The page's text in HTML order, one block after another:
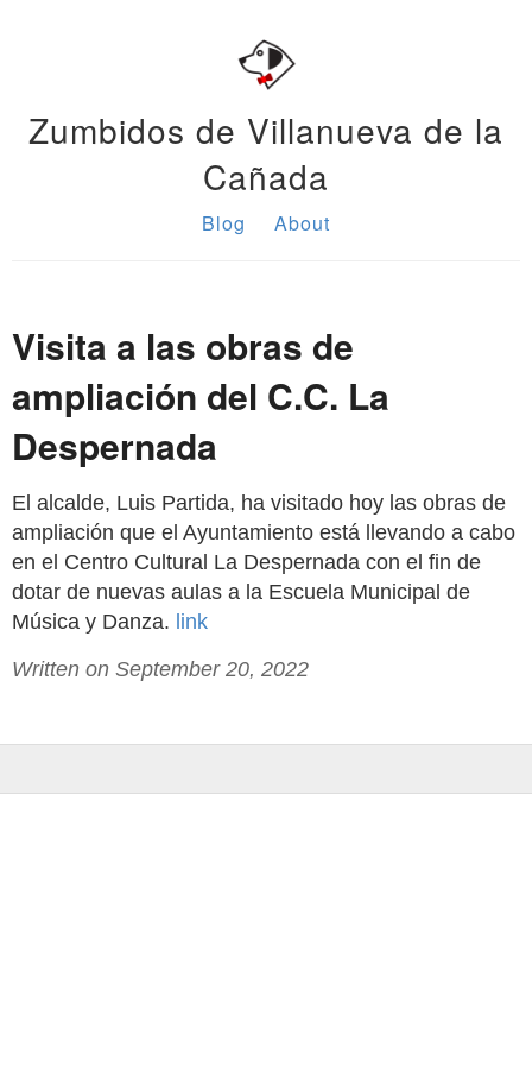
Zumbidos de Villanueva de la
Cañada
Blog About
Visita a las obras de
ampliación del C.C. La
Despernada
El alcalde, Luis Partida, ha visitado hoy las obras de
ampliación que el Ayuntamiento está llevando a cabo
en el Centro Cultural La Despernada con el fin de
dotar de nuevas aulas a la Escuela Municipal de
Música y Danza. link
Written on September 20, 2022